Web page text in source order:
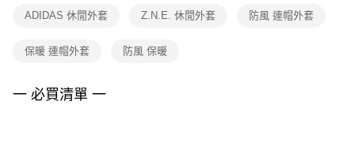
權轉讓予恩沛科技股份有限公司。
３．未成年的使用者請事先徵得法定代理人或監護人之同意方可使用
４．使用「AFTEE先享後付」時，將依據個別帳號之用戶狀況，依本公司即
ADIDAS 休閒外套 Z.N.E. 休閒外套 防風 連帽外套
保暖 連帽外套 防風 保暖
一 必買清單 一